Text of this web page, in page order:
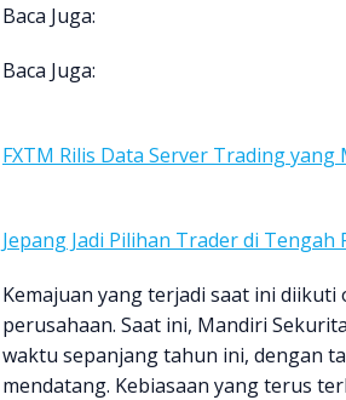
Baca Juga:
Baca Juga:
FXTM Rilis Data Server Trading yang
Jepang Jadi Pilihan Trader di
Kemajuan yang terjadi saat ini
perusahaan. Saat ini, Mandiri
waktu sepanjang tahun ini, dengan
mendatang. Kebiasaan yang terus